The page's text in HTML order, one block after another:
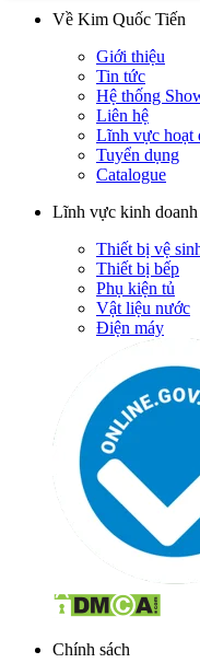
Về Kim Quốc Tiến
Giới thiệu
Tin tức
Hệ thống
Liên hệ
Lĩnh vực hoạt
Tuyển dụng
Catalogue
Lĩnh vực kinh doanh
Thiết bị vệ
Thiết bị bếp
Phụ kiện tủ
Vật liệu nước
Điện máy
Chính sách